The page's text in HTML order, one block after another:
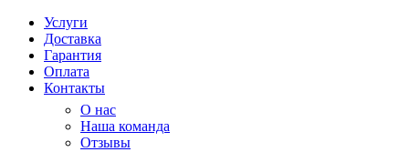
Услуги
Доставка
Гарантия
Оплата
Контакты
О нас
Наша команда
Отзывы